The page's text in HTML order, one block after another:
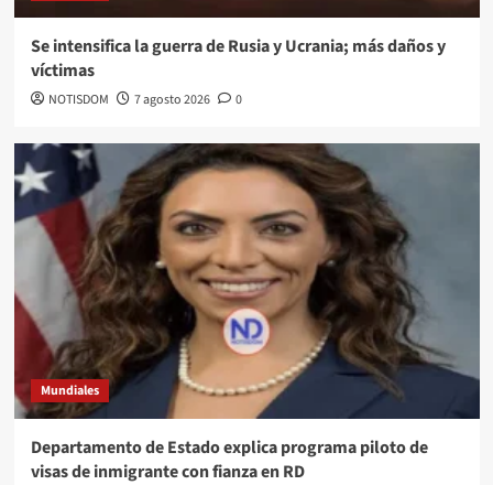
Se intensifica la guerra de Rusia y Ucrania; más daños y
víctimas
NOTISDOM 7 agosto 2026 0
Mundiales
Departamento de Estado explica programa piloto de
visas de inmigrante con fianza en RD